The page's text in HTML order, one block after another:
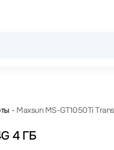
Maxsun MS-GT1050Ti
4G 4 ГБ